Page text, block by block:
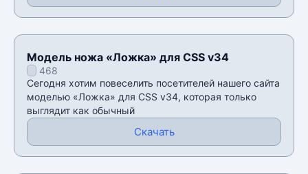
Модель ножа «Ложка» для CSS v34
468
Сегодня хотим повеселить посетителей нашего сайта
моделью «Ложка» для CSS v34, которая только
выглядит как обычный
Скачать